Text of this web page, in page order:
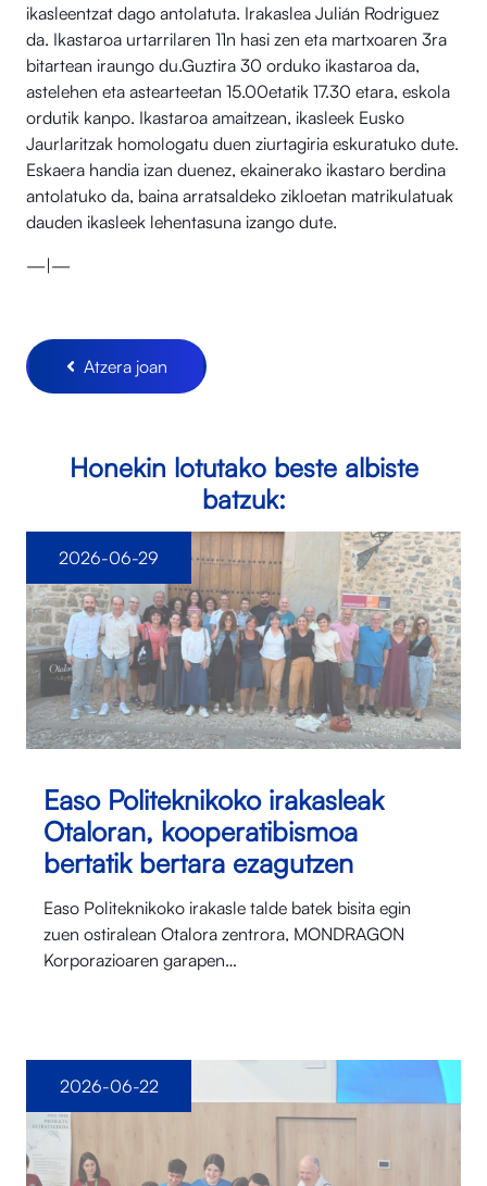
ikasleentzat dago antolatuta. Irakaslea Julián Rodriguez
da. Ikastaroa urtarrilaren 11n hasi zen eta martxoaren 3ra
bitartean iraungo du.Guztira 30 orduko ikastaroa da,
astelehen eta astearteetan 15.00etatik 17.30 etara, eskola
ordutik kanpo. Ikastaroa amaitzean, ikasleek Eusko
Jaurlaritzak homologatu duen ziurtagiria eskuratuko dute.
Eskaera handia izan duenez, ekainerako ikastaro berdina
antolatuko da, baina arratsaldeko zikloetan matrikulatuak
dauden ikasleek lehentasuna izango dute.
—|—
Atzera joan
Honekin lotutako beste albiste
batzuk:
Easo Politeknikoko irakasleak
Otaloran, kooperatibismoa
bertatik bertara ezagutzen
Easo Politeknikoko irakasle talde batek bisita egin
zuen ostiralean Otalora⁠ zentrora, MONDRAGON
Korporazioaren garapen…
2026-06-29
2026-06-22